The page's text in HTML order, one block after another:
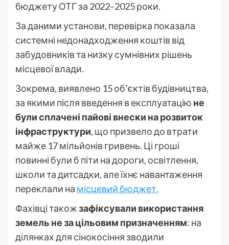
бюджету ОТГ за 2022–2025 роки.
За даними установи, перевірка показала
системні недонадходження коштів від
забудовників та низку сумнівних рішень
місцевої влади.
Зокрема, виявлено 15 об’єктів будівництва,
за якими після введення в експлуатацію не
були сплачені пайові внески на розвиток
інфраструктури, що призвело до втрати
майже 17 мільйонів гривень. Ці гроші
повинні були б піти на дороги, освітлення,
школи та дитсадки, але їхнє навантаження
переклали на місцевий бюджет.
Фахівці такожзафіксували використання
земель не за цільовим призначенням: на
ділянках для сінокосіння зводили